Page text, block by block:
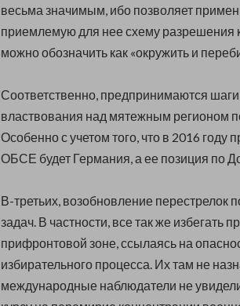
весьма значимым, ибо позволяет
приемлемую для нее схему разрешения
можно обозначить как «окружить и
Соответственно, предпринимаются
властвования над мятежным регионом
Особенно с учетом того, что в 2016 году
ОБСЕ будет Германия, а ее позиция по
В-третьих, возобновление перестрелок
задач. В частности, все так же избегать
прифронтовой зоне, ссылаясь на
избирательного процесса. Их там не
международные наблюдатели не